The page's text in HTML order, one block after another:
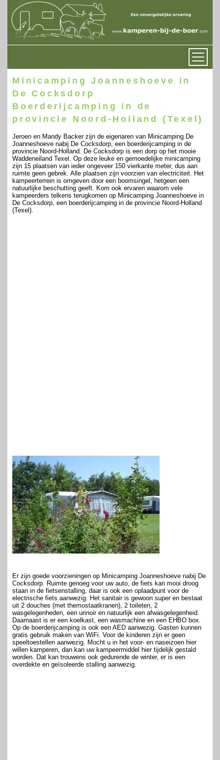
Minicamping Joanneshoeve in
De Cocksdorp
Boerderijcamping in de
provincie Noord-Holland (Texel)
Jeroen en Mandy Backer zijn de eigenaren van Minicamping De
Joanneshoeve nabij De Cocksdorp, een boerderijcamping in de
provincie Noord-Holland. De Cocksdorp is een dorp op het mooie
Waddeneiland Texel. Op deze leuke en gemoedelijke minicamping
zijn 15 plaatsen van ieder ongeveer 150 vierkante meter, dus aan
ruimte geen gebrek. Alle plaatsen zijn voorzien van electriciteit. Het
kampeerterrein is omgeven door een boomsingel, hetgeen een
natuurlijke beschutting geeft. Kom ook ervaren waarom vele
kampeerders telkens terugkomen op Minicamping Joanneshoeve in
De Cocksdorp, een boerderijcamping in de provincie Noord-Holland
(Texel).
Er zijn goede voorzieningen op Minicamping Joanneshoeve nabij De
Cocksdorp. Ruimte genoeg voor uw auto, de fiets kan mooi droog
staan in de fietsenstalling, daar is ook een oplaadpunt voor de
electrische fiets aanwezig. Het sanitair is gewoon super en bestaat
uit 2 douches (met themostaatkranen), 2 toileten, 2
wasgelegenheden, een urinoir en natuurlijk een afwasgelegenheid.
Daarnaast is er een koelkast, een wasmachine en een EHBO box.
Op de boerderijcamping is ook een AED aanwezig. Gasten kunnen
gratis gebruik maken van WiFi. Voor de kinderen zijn er geen
speeltoestellen aanwezig. Mocht u in het voor- en naseizoen hier
willen kamperen, dan kan uw kampeermiddel hier tijdelijk gestald
worden. Dat kan trouwens ook gedurende de winter, er is een
overdekte en geïsoleerde stalling aanwezig.